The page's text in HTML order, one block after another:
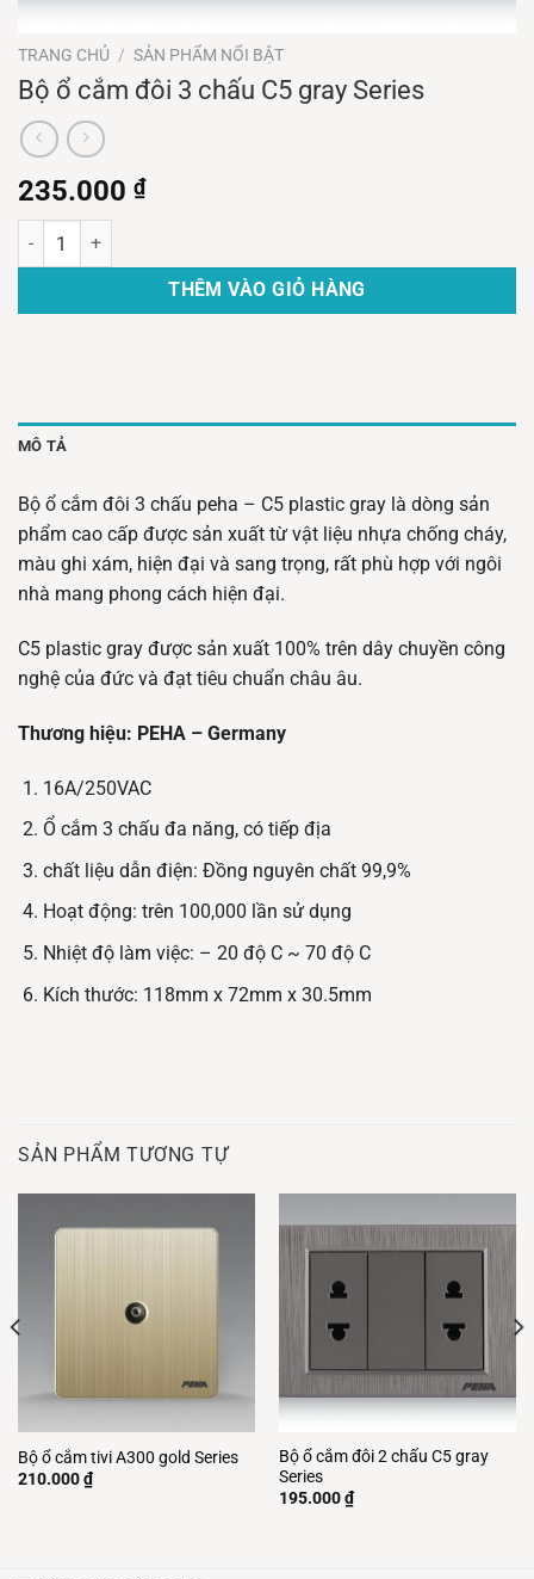
TRANG CHỦ / SẢN PHẨM NỔI BẬT
Bộ ổ cắm đôi 3 chấu C5 gray Series
235.000 ₫
Bộ ổ cắm đôi 3 chấu C5 gray Series số lượng
THÊM VÀO GIỎ HÀNG
MÔ TẢ
Bộ ổ cắm đôi 3 chấu peha – C5 plastic gray là dòng sản
phẩm cao cấp được sản xuất từ vật liệu nhựa chống cháy,
màu ghi xám, hiện đại và sang trọng, rất phù hợp với ngôi
nhà mang phong cách hiện đại.
C5 plastic gray được sản xuất 100% trên dây chuyền công
nghệ của đức và đạt tiêu chuẩn châu âu.
Thương hiệu: PEHA – Germany
16A/250VAC
Ổ cắm 3 chấu đa năng, có tiếp địa
chất liệu dẫn điện: Đồng nguyên chất 99,9%
Hoạt động: trên 100,000 lần sử dụng
Nhiệt độ làm việc: – 20 độ C ~ 70 độ C
Kích thước: 118mm x 72mm x 30.5mm
SẢN PHẨM TƯƠNG TỰ
Bộ ổ cắm tivi A300 gold Series
210.000₫
Bộ ổ cắm đôi 2 chấu C5 gray
Series
195.000₫